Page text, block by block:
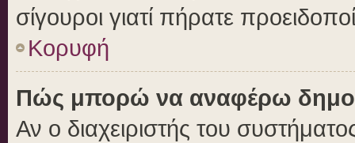
σίγουροι γιατί πήρατε
Κορυφή
Πώς μπορώ να αναφέρω
Αν ο διαχειριστής του